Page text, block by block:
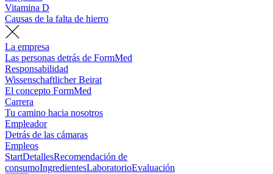
Vitamina D
Causas de la falta de hierro
La empresa
Las personas detrás de FormMed
Responsabilidad
Wissenschaftlicher Beirat
El concepto FormMed
Carrera
Tu camino hacia nosotros
Empleador
Detrás de las cámaras
Empleos
StartDetallesRecomendación de
consumoIngredientesLaboratorioEvaluación